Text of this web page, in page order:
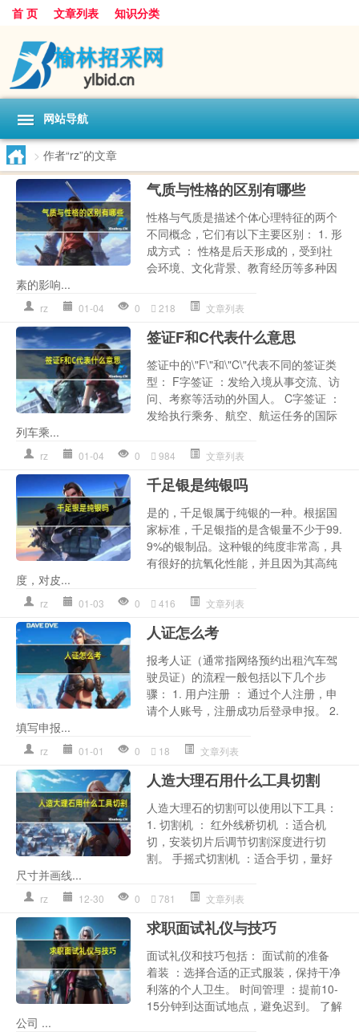
首 页 文章列表 知识分类
网站导航
> 作者“rz”的文章
气质与性格的区别有哪些
性格与气质是描述个体心理特征的两个
不同概念，它们有以下主要区别： 1. 形
成方式 ： 性格是后天形成的，受到社
会环境、文化背景、教育经历等多种因
素的影响...
rz 01-04 0 218 文章列表
签证F和C代表什么意思
签证中的\"F\"和\"C\"代表不同的签证类
型： F字签证 ：发给入境从事交流、访
问、考察等活动的外国人。 C字签证 ：
发给执行乘务、航空、航运任务的国际
列车乘...
rz 01-04 0 984 文章列表
千足银是纯银吗
是的，千足银属于纯银的一种。根据国
家标准，千足银指的是含银量不少于99.
9%的银制品。这种银的纯度非常高，具
有很好的抗氧化性能，并且因为其高纯
度，对皮...
rz 01-03 0 416 文章列表
人证怎么考
报考人证（通常指网络预约出租汽车驾
驶员证）的流程一般包括以下几个步
骤： 1. 用户注册 ： 通过个人注册，申
请个人账号，注册成功后登录申报。 2.
填写申报...
rz 01-01 0 18 文章列表
人造大理石用什么工具切割
人造大理石的切割可以使用以下工具：
1. 切割机 ： 红外线桥切机 ：适合机
切，安装切片后调节切割深度进行切
割。 手摇式切割机 ：适合手切，量好
尺寸并画线...
rz 12-30 0 781 文章列表
求职面试礼仪与技巧
面试礼仪和技巧包括： 面试前的准备
着装 ：选择合适的正式服装，保持干净
利落的个人卫生。 时间管理 ：提前10-
15分钟到达面试地点，避免迟到。 了解
公司 ...